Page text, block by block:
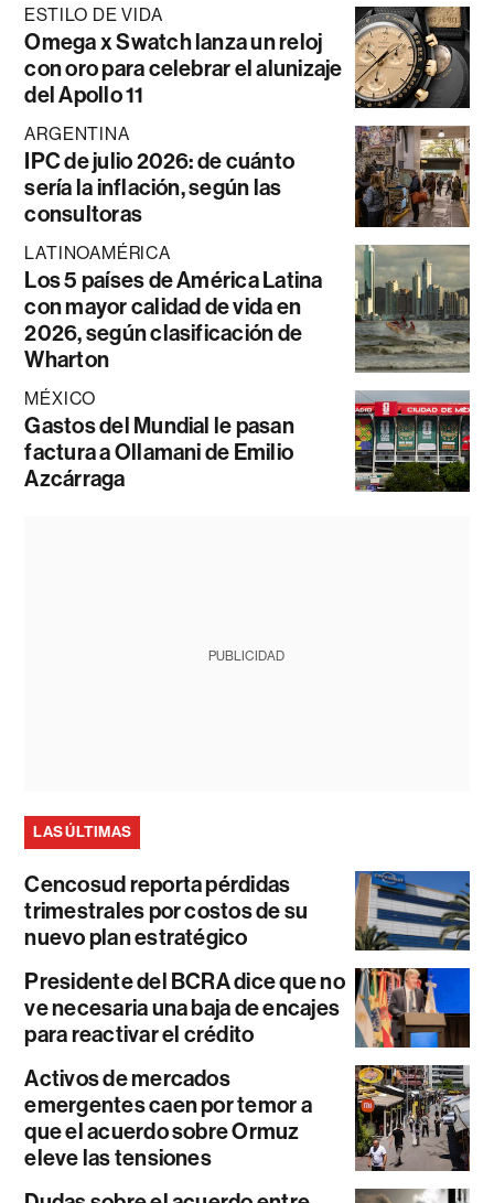
ESTILO DE VIDA
Omega x Swatch lanza un reloj
con oro para celebrar el alunizaje
del Apollo 11
ARGENTINA
IPC de julio 2026: de cuánto
sería la inflación, según las
consultoras
LATINOAMÉRICA
Los 5 países de América Latina
con mayor calidad de vida en
2026, según clasificación de
Wharton
MÉXICO
Gastos del Mundial le pasan
factura a Ollamani de Emilio
Azcárraga
PUBLICIDAD
LAS ÚLTIMAS
Cencosud reporta pérdidas
trimestrales por costos de su
nuevo plan estratégico
Presidente del BCRA dice que no
ve necesaria una baja de encajes
para reactivar el crédito
Activos de mercados
emergentes caen por temor a
que el acuerdo sobre Ormuz
eleve las tensiones